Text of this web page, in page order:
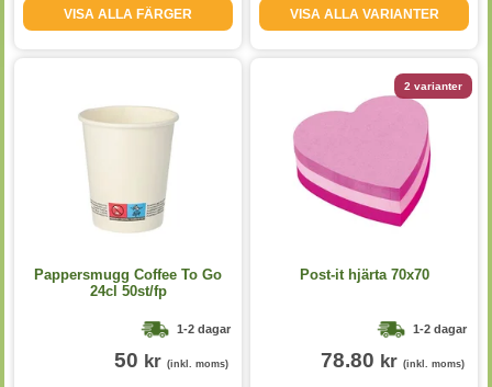
VISA ALLA FÄRGER VISA ALLA VARIANTER
Pappersmugg Coffee To Go
24cl 50st/fp
1-2 dagar
50 kr (inkl. moms)
2 varianter
Post-it hjärta 70x70
1-2 dagar
78.80 kr (inkl. moms)